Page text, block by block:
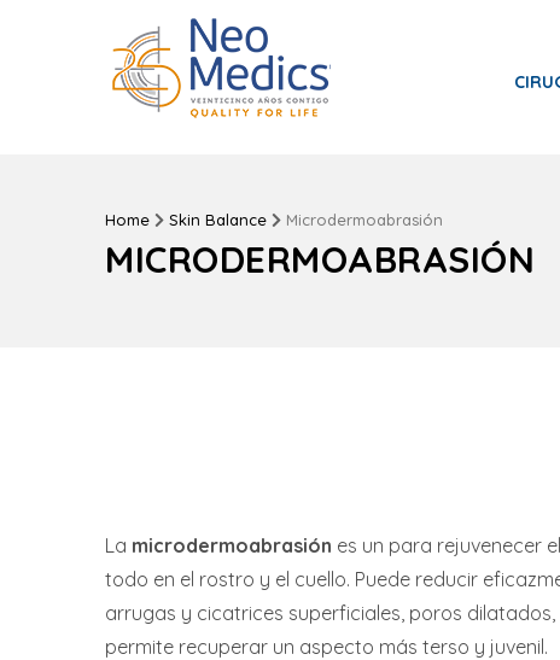
Home Skin Balance Microdermoabrasión
MICRODERMOABRASIÓN
La microdermoabrasión es un para rejuvenecer
todo en el rostro y el cuello. Puede reducir
arrugas y cicatrices superficiales, poros
permite recuperar un aspecto más terso y juvenil.